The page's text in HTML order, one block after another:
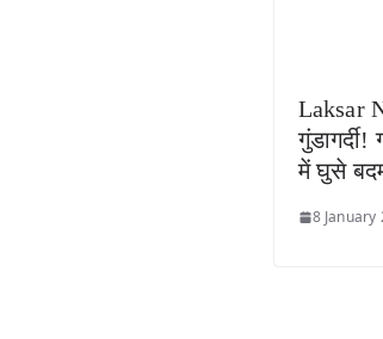
Laksar
में घुसे
8 January